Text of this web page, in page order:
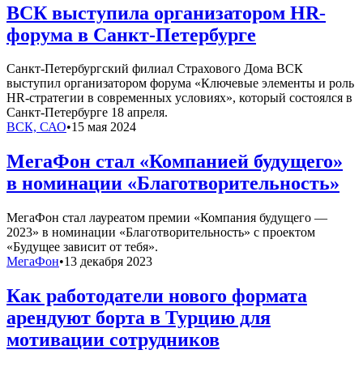
ВСК выступила организатором HR-
форума в Санкт-Петербурге
Санкт-Петербургский филиал Страхового Дома ВСК
выступил организатором форума «Ключевые элементы и роль
HR-стратегии в современных условиях», который состоялся в
Санкт-Петербурге 18 апреля.
ВСК, САО•15 мая 2024
МегаФон стал «Компанией будущего»
в номинации «Благотворительность»
МегаФон стал лауреатом премии «Компания будущего —
2023» в номинации «Благотворительность» с проектом
«Будущее зависит от тебя».
МегаФон•13 декабря 2023
Как работодатели нового формата
арендуют борта в Турцию для
мотивации сотрудников